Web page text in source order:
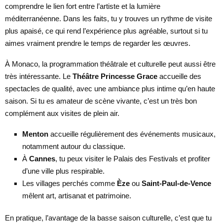
comprendre le lien fort entre l’artiste et la lumière
méditerranéenne. Dans les faits, tu y trouves un rythme de visite
plus apaisé, ce qui rend l’expérience plus agréable, surtout si tu
aimes vraiment prendre le temps de regarder les œuvres.
À Monaco, la programmation théâtrale et culturelle peut aussi être
très intéressante. Le Théâtre Princesse Grace accueille des
spectacles de qualité, avec une ambiance plus intime qu’en haute
saison. Si tu es amateur de scène vivante, c’est un très bon
complément aux visites de plein air.
Menton accueille régulièrement des événements musicaux,
notamment autour du classique.
À Cannes, tu peux visiter le Palais des Festivals et profiter
d’une ville plus respirable.
Les villages perchés comme Èze ou Saint-Paul-de-Vence
mêlent art, artisanat et patrimoine.
En pratique, l’avantage de la basse saison culturelle, c’est que tu